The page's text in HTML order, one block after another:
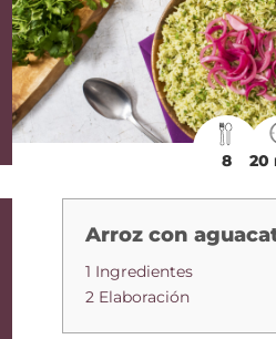
8 20
Arroz con
1 Ingredientes
2 Elaboración